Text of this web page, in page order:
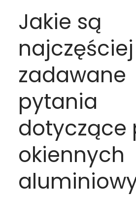
Jakie są
najczęściej
zadawane
pytania
dotyczące
okiennych